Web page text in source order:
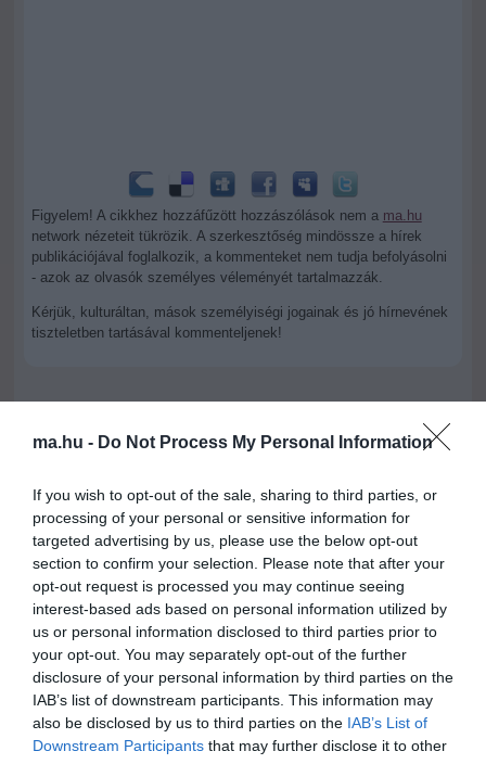
ma.hu - Do Not Process My Personal Information
If you wish to opt-out of the sale, sharing to third parties, or
processing of your personal or sensitive information for
targeted advertising by us, please use the below opt-out
section to confirm your selection. Please note that after your
opt-out request is processed you may continue seeing
interest-based ads based on personal information utilized by
us or personal information disclosed to third parties prior to
your opt-out. You may separately opt-out of the further
disclosure of your personal information by third parties on the
IAB’s list of downstream participants. This information may
also be disclosed by us to third parties on the IAB’s List of
Downstream Participants that may further disclose it to other
Figyelem! A cikkhez hozzáfűzött hozzászólások nem a ma.hu
network nézeteit tükrözik. A szerkesztőség mindössze a hírek
publikációjával foglalkozik, a kommenteket nem tudja befolyásolni
- azok az olvasók személyes véleményét tartalmazzák.
Kérjük, kulturáltan, mások személyiségi jogainak és jó hírnevének
tiszteletben tartásával kommenteljenek!
12:16
Nagy erőkkel keresik a szomjazó gólyát megmentő
Árpádot
6:48
Magyar Péter: átfogó energiafejlesztési tervet fogadott el a
kormány
Kenyában bezzeg minden zöldebb
18:37
Második világháborús német katonai motorkerékpár
bukkant elő a Dunából
16:12
A Tisza-frakció kezdeményezte, hogy jövő kedden legyen
az államfőválasztás
14:02
Szomjazó gólyának adott inni egy férfi Tiszakécskénél -